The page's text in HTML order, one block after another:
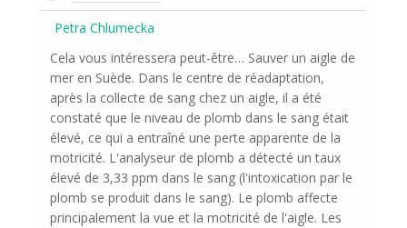
Petra Chlumecka
Cela vous intéressera peut-être… Sauver un aigle de
mer en Suède. Dans le centre de réadaptation,
après la collecte de sang chez un aigle, il a été
constaté que le niveau de plomb dans le sang était
élevé, ce qui a entraîné une perte apparente de la
motricité. L'analyseur de plomb a détecté un taux
élevé de 3,33 ppm dans le sang (l'intoxication par le
plomb se produit dans le sang). Le plomb affecte
principalement la vue et la motricité de l'aigle. Les